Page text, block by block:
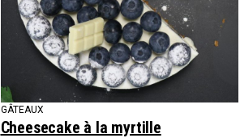
GÂTEAUX
Cheesecake à la myrtille